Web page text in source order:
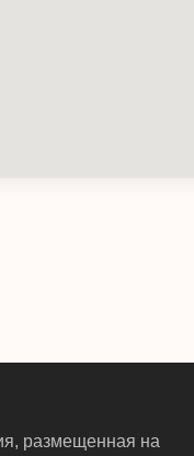
размещенная на